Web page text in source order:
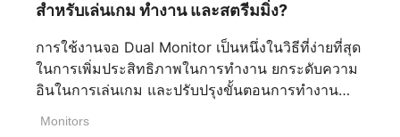
สำหรับเล่นเกม ทำงาน และสตรีมมิ่ง?
การใช้งานจอ Dual Monitor เป็นหนึ่งในวิธีที่ง่ายที่สุด
ในการเพิ่มประสิทธิภาพในการทำงาน ยกระดับความ
อินในการเล่นเกม และปรับปรุงขั้นตอนการทำงาน
Monitors